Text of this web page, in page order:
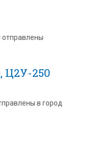
Ц2У-250
в город